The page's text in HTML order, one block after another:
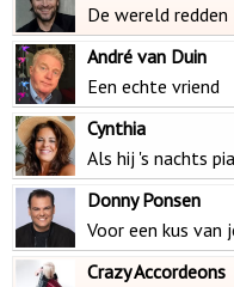
De wereld redden
André van Duin
Een echte vriend
Cynthia
Als hij 's nachts
Donny Ponsen
Voor een kus van
Crazy Accordeons